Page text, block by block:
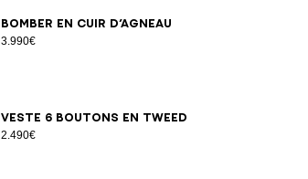
Bomber en cuir d’agneau
3.990€
3436384042
Veste 6 boutons en tweed
2.490€
343638 40424446